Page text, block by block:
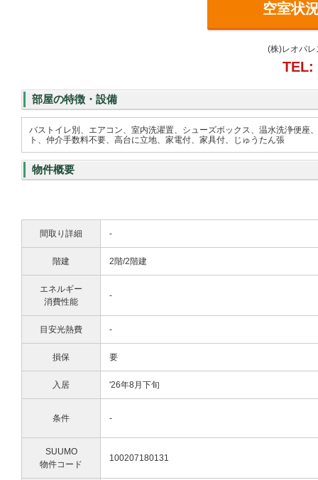
空室状
(株)レオパ
TEL:
部屋の特徴・設備
バストイレ別、エアコン、室内洗濯置、シューズボックス、温水洗浄便
ト、仲介手数料不要、高台に立地、家電付、家具付、じゅうたん張
物件概要
間取り詳細 -
階建 2階/2階建
エネルギー
消費性能
-
目安光熱費 -
損保 要
入居 '26年8月下旬
条件 -
SUUMO
物件コード
100207180131